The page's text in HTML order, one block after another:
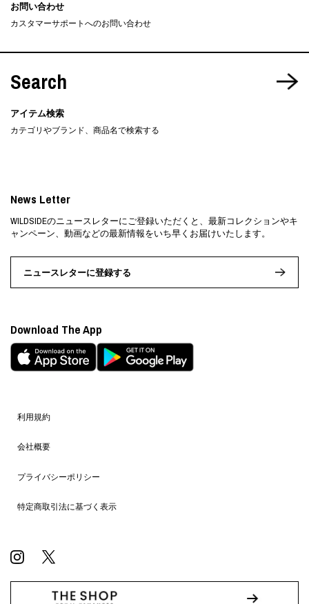
お問い合わせ
カスタマーサポートへのお問い合わせ
Search
アイテム検索
カテゴリやブランド、商品名で検索する
利用規約
会社概要
プライバシーポリシー
特定商取引法に基づく表示
News Letter
WILDSIDEのニュースレターにご登録いただくと、最新コレクションやキ
ャンペーン、動画などの最新情報をいち早くお届けいたします。
ニュースレターに登録する
Download The App